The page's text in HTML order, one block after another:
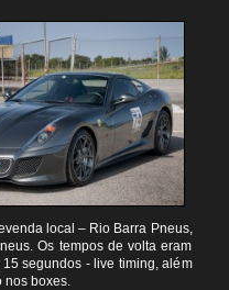
local – Rio Barra Pneus,
Os tempos de volta eram
segundos - live timing, além
nos boxes.